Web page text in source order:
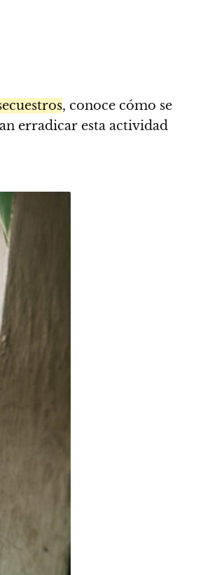
, conoce cómo se
erradicar esta actividad